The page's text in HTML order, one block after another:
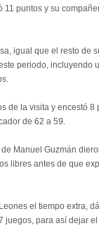
puntos y su
igual que el resto de
periodo,
de la visita y encestó
de 62 a 59.
Manuel Guzmán
libres antes de que
el tiempo extra,
juegos, para así dejar